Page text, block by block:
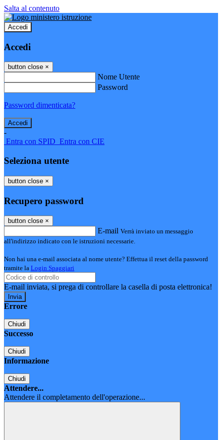
Salta al contenuto
Accedi
Accedi
button close ×
Nome Utente
Password
Password dimenticata?
-
Entra con SPID Entra con CIE
Seleziona utente
button close ×
Recupero password
button close ×
E-mail Verrà inviato un messaggio
all'indirizzo indicato con le istruzioni necessarie.
Non hai una e-mail associata al nome utente? Effettua il reset della password
tramite la Login Spaggiari
E-mail inviata, si prega di controllare la casella di posta elettronica!
Errore
Chiudi
Successo
Chiudi
Informazione
Chiudi
Attendere...
Attendere il completamento dell'operazione...